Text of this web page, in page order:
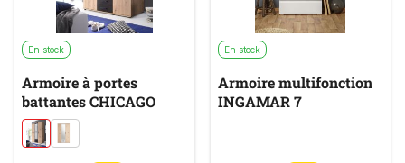
En stock
Armoire à portes
battantes CHICAGO
En stock
Armoire multifonction
INGAMAR 7